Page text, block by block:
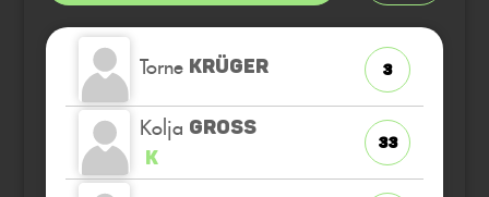
Torne KRÜGER 3
Kolja GROSS
K
33